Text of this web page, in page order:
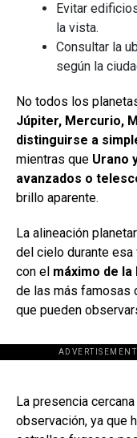
Evitar
la vista.
Consultar la
según la
No todos los
Júpiter, Mercurio,
distinguirse a
mientras que Urano
avanzados o
brillo aparente.
La alineación
del cielo durante
con el máximo de
de las más famosas
que pueden
La presencia
observación, ya que